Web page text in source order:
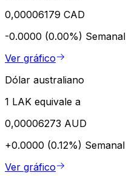
0,00006179 CAD
-0.0000 (0.00%) Semanal
Ver gráfico
Dólar australiano
1 LAK equivale a
0,00006273 AUD
+0.0000 (0.12%) Semanal
Ver gráfico